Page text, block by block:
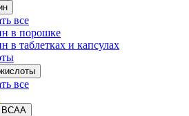
все
в порошке
в таблетках и капсулах
все
BCAA